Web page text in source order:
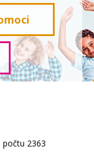
počtu 2363